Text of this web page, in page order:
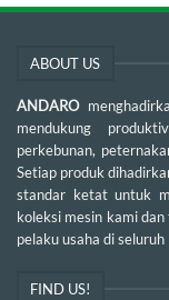
ABOUT US
ANDARO
mendukung
perkebunan,
Setiap produk
standar ketat untuk
koleksi mesin kami
pelaku usaha di seluruh
FIND US!